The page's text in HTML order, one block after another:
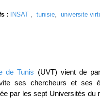
: INSAT , tunisie, universite
de Tunis (UVT) vient de
ses chercheurs et ses
par les sept Universités